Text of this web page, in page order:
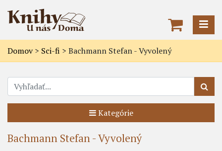
Domov> Sci-fi > Bachmann Stefan - Vyvolený
Kategórie
Bachmann Stefan - Vyvolený